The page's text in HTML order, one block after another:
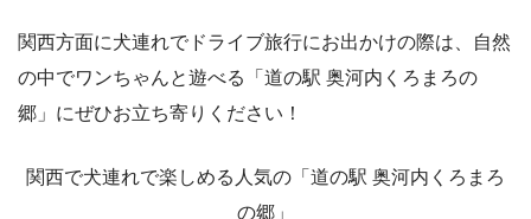
関西方面に犬連れでドライブ旅行にお出かけの際は、自然
の中でワンちゃんと遊べる「道の駅 奥河内くろまろの
郷」にぜひお立ち寄りください！
関西で犬連れで楽しめる人気の「道の駅 奥河内くろまろ
の郷」